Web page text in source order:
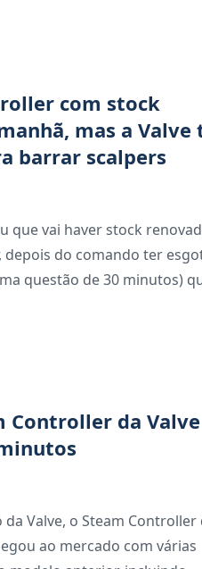
com stock
mas a Valve
barrar scalpers
que vai haver stock
depois do comando ter
questão de 30 minutos)
garantir que os scalp
Controller da Valve
Valve, o Steam Controller
ao mercado com várias